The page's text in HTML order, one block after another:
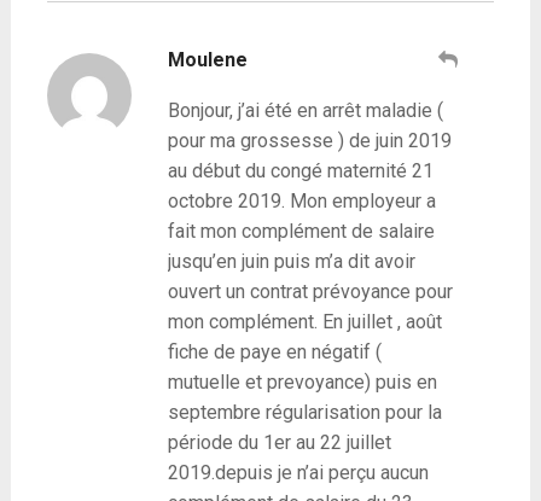
Moulene
Bonjour, j’ai été en arrêt maladie (
pour ma grossesse ) de juin 2019
au début du congé maternité 21
octobre 2019. Mon employeur a
fait mon complément de salaire
jusqu’en juin puis m’a dit avoir
ouvert un contrat prévoyance pour
mon complément. En juillet , août
fiche de paye en négatif (
mutuelle et prevoyance) puis en
septembre régularisation pour la
période du 1er au 22 juillet
2019.depuis je n’ai perçu aucun